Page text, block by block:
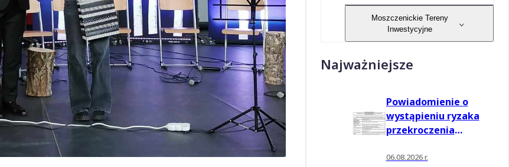
Moszczenickie Tereny
Inwestycyjne
Najważniejsze
Powiadomienie o
wystąpieniu ryzaka
przekroczenia
informowania dla
06.08.2026 r.